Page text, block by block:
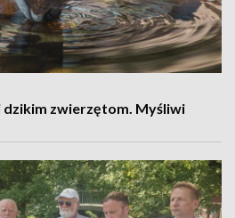
dzikim zwierzętom. Myśliwi